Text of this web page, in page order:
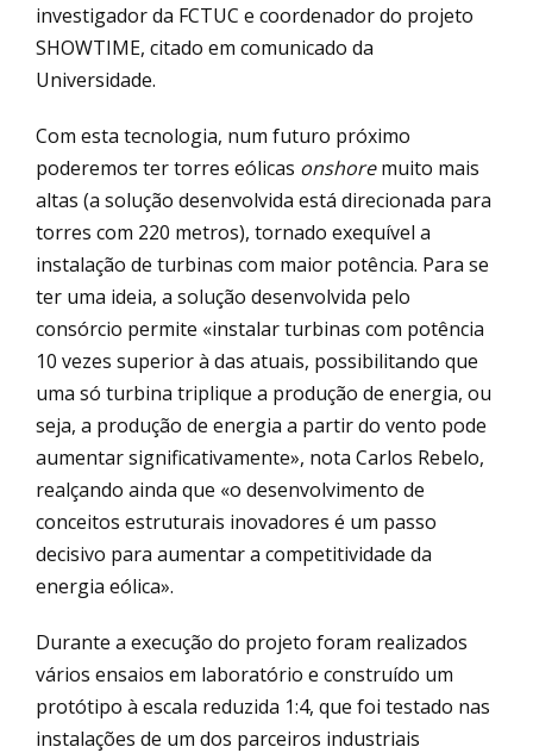
investigador da FCTUC e coordenador do projeto
SHOWTIME, citado em comunicado da
Universidade.
Com esta tecnologia, num futuro próximo
poderemos ter torres eólicas onshoremuito mais
altas (a solução desenvolvida está direcionada para
torres com 220 metros), tornado exequível a
instalação de turbinas com maior potência. Para se
ter uma ideia, a solução desenvolvida pelo
consórcio permite «instalar turbinas com potência
10 vezes superior à das atuais, possibilitando que
uma só turbina triplique a produção de energia, ou
seja, a produção de energia a partir do vento pode
aumentar significativamente», nota Carlos Rebelo,
realçando ainda que «o desenvolvimento de
conceitos estruturais inovadores é um passo
decisivo para aumentar a competitividade da
energia eólica».
Durante a execução do projeto foram realizados
vários ensaios em laboratório e construído um
protótipo à escala reduzida 1:4, que foi testado nas
instalações de um dos parceiros industriais